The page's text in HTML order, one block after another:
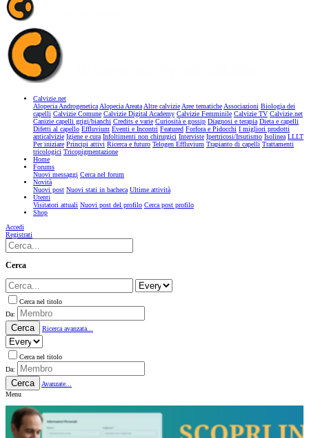
Calvizie.net
Alopecia AndrogeneticaAlopecia AreataAltre calvizieAree tematicheAssociazioni Biologia dei
capelli Calvizie Comune Calvizie Digital Academy Calvizie Femminile Calvizie TV Calvizie.net
Canizie capelli grigi/bianchi Credits e varie Curiosità e gossip Diagnosi e terapia Dieta e capelli
Difetti al capello Effluvium Eventi e Incontri Featured Forfora e Pidocchi I migliori prodotti
anticalvizie Igiene e cura Infoltimenti non chirurgici Interviste Ipertricosi/Irsutismo Isolinea LLLT
Per iniziare Principi attivi Ricerca e futuro Telogen Effluvium Trapianto di capelli Trattamenti
tricologici Tricopigmentazione
Home
Forums
Nuovi messaggi Cerca nel forum
Novità
Nuovi post Nuovi stati in bacheca Ultime attività
Utenti
Visitatori attuali Nuovi post del profilo Cerca post profilo
Shop
Accedi
Registrati
Cerca
Cerca nel titolo
Da:
Cerca Ricerca avanzata...
Cerca nel titolo
Da:
Cerca
Avanzate...
Menu